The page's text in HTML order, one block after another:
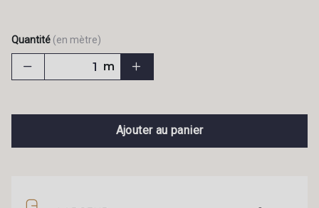
Quantité (en mètre)
m
Ajouter au panier